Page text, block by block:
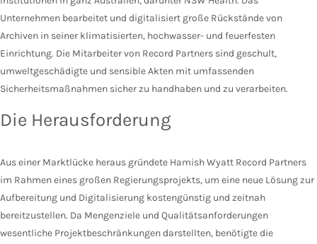
Unternehmen bearbeitet und digitalisiert große Rückstände von
Archiven in seiner klimatisierten, hochwasser- und feuerfesten
Einrichtung. Die Mitarbeiter von Record Partners sind geschult,
umweltgeschädigte und sensible Akten mit umfassenden
Sicherheitsmaßnahmen sicher zu handhaben und zu verarbeiten.
Die Herausforderung
Aus einer Marktlücke heraus gründete Hamish Wyatt Record Partners
im Rahmen eines großen Regierungsprojekts, um eine neue Lösung zur
Aufbereitung und Digitalisierung kostengünstig und zeitnah
bereitzustellen. Da Mengenziele und Qualitätsanforderungen
wesentliche Projektbeschränkungen darstellten, benötigte die